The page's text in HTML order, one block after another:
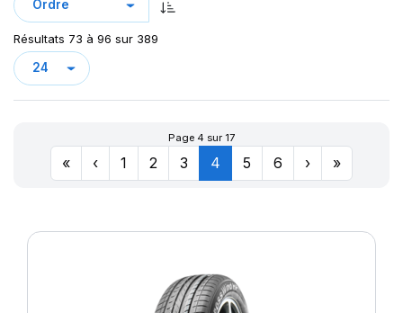
127/124
128
AT T/A KO2
CHAMPIRO VP1
CINTURATO AS+
CINTURATO SF3
COBRA
Résultats 73 à 96 sur 389
Page 4 sur 17
« ‹ 1 2 3 4 5 6 › »